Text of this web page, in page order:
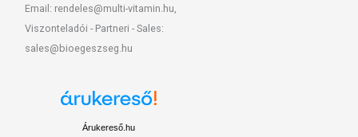
Email: rendeles@multi-vitamin.hu,
Viszonteladói - Partneri - Sales:
sales@bioegeszseg.hu
Árukereső.hu